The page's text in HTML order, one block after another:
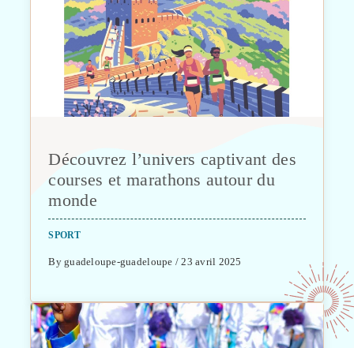
Découvrez l’univers captivant des
courses et marathons autour du
monde
SPORT
By guadeloupe-guadeloupe / 23 avril 2025